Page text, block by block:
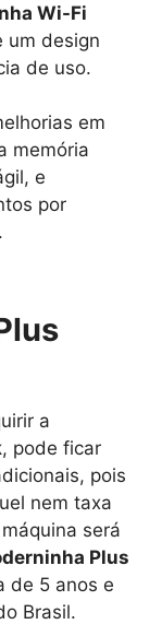
Wi-Fi
um design
de uso.
em
memória
e
por
a
, pode ficar
pois
nem taxa
será
Plus
de 5 anos e
Brasil.